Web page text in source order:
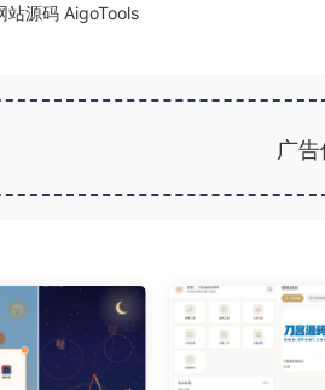
站源码 AigoTools
广